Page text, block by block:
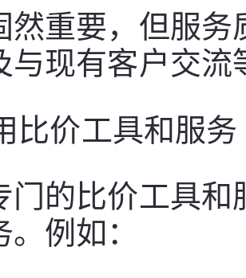
然重要，但服
与现有客户交
比价工具和服务
门的比价工具
例如：